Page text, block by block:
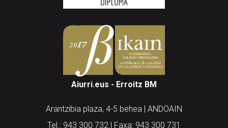
Aiurri.eus - Erroitz BM
Arantzibia plaza, 4-5 behea | ANDOAIN
Tel.: 943 300 732 | Faxa: 943 300 731